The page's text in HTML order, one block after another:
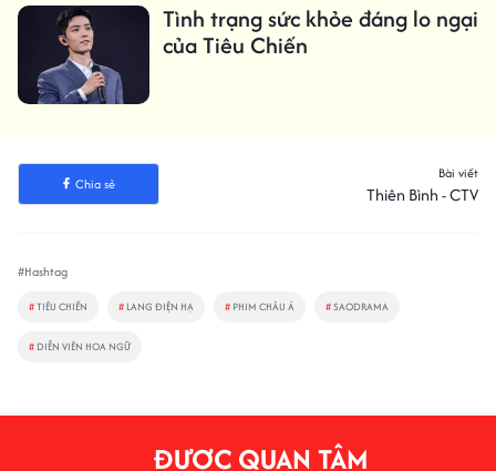
Tình trạng sức khỏe đáng lo ngại
của Tiêu Chiến
Chia sẻ
Bài viết
Thiên Bình - CTV
#Hashtag
#TIÊU CHIẾN # LANG ĐIỆN HẠ # PHIM CHÂU Á #SAODRAMA
# DIỄN VIÊN HOA NGỮ
ĐƯỢC QUAN TÂM